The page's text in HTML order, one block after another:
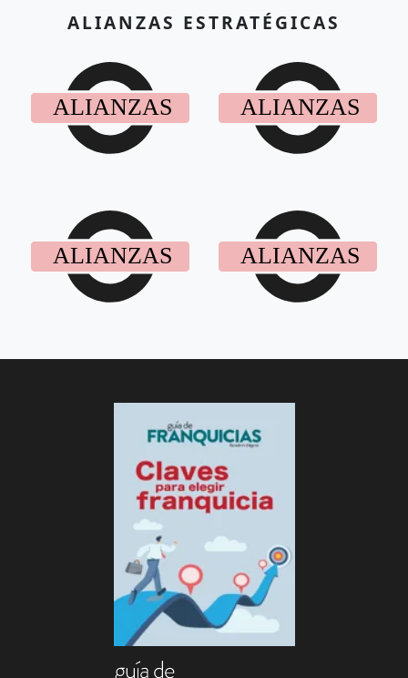
ALIANZAS ESTRATÉGICAS